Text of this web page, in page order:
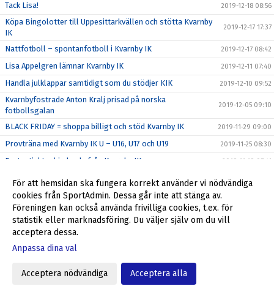
Tack Lisa! 2019-12-18 08:56
Köpa Bingolotter till Uppesittarkvällen och stötta Kvarnby
IK
2019-12-17 17:37
Nattfotboll – spontanfotboll i Kvarnby IK 2019-12-17 08:42
Lisa Appelgren lämnar Kvarnby IK 2019-12-11 07:40
Handla julklappar samtidigt som du stödjer KIK 2019-12-10 09:52
Kvarnbyfostrade Anton Kralj prisad på norska
fotbollsgalan
2019-12-05 09:10
BLACK FRIDAY = shoppa billigt och stöd Kvarnby IK 2019-11-29 09:00
Provträna med Kvarnby IK U – U16, U17 och U19 2019-11-25 08:30
Fantastiskt erbjudande från Kvarnby IK 2019-11-19 07:41
Kvarnby IK hälsar LeytonMassage välkomna till klubben 2019-11-18 13:07
Tack alla som var med och stöttade Kvarnby IK!
Kvarnby IK bjuder in till träningscamp med start 18/11 2019-11-12 12:00
Julklappar till anställda och kunder - stöd Kvarnby IK
Höst/vinter = Stora intäkter från Sponsorhuset
Richard, Max och Niklas förlänger - leder återtåget
Stadium Memberdays - 25% rabatt!
För att hemsidan ska fungera korrekt använder vi nödvändiga
cookies från SportAdmin. Dessa går inte att stänga av.
Föreningen kan också använda frivilliga cookies, t.ex. för
statistik eller marknadsföring. Du väljer själv om du vill
acceptera dessa.
Anpassa dina val
Acceptera nödvändiga Acceptera alla